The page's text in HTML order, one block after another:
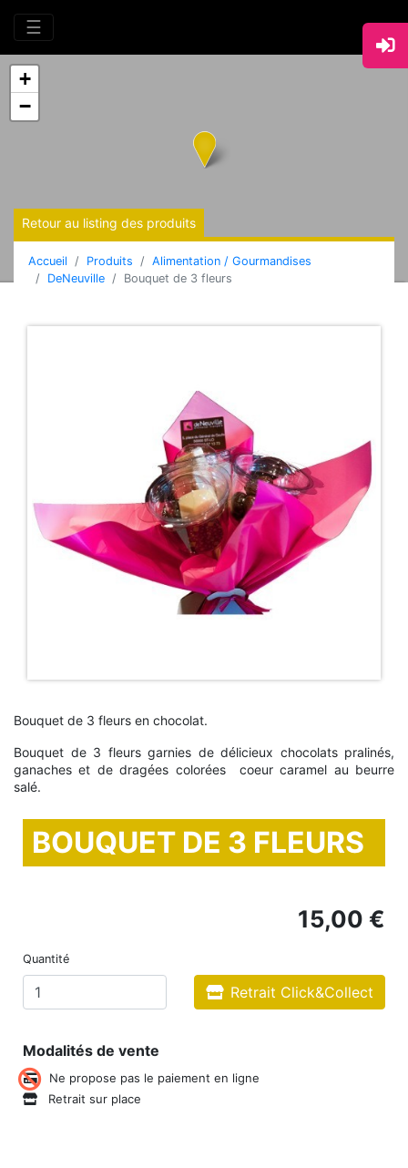
☰
+
−
Retour au listing des produits
Accueil Produits
Alimentation / Gourmandises
DeNeuville
Bouquet de 3 fleurs
Bouquet de 3 fleurs en chocolat.
Bouquet de 3 fleurs garnies de délicieux chocolats pralinés,
ganaches et de dragées colorées coeur caramel au beurre
salé.
BOUQUET DE 3 FLEURS
15,00 €
Quantité
Retrait Click&Collect
Modalités de vente
Ne propose pas le paiement en ligne
Retrait sur place